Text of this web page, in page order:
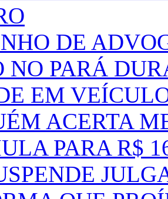
DE
NO PARÁ
EM
ACERTA
PARA R$